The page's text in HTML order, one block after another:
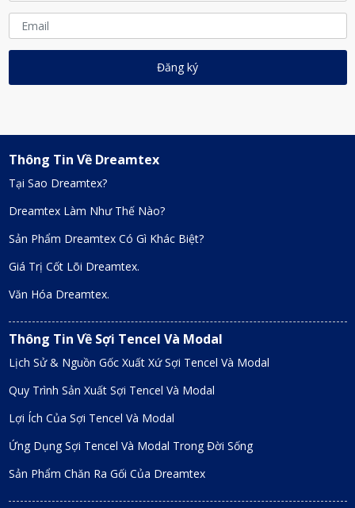
Thông Tin Về Dreamtex
Tại Sao Dreamtex?
Dreamtex Làm Như Thế Nào?
Sản Phẩm Dreamtex Có Gì Khác Biệt?
Giá Trị Cốt Lõi Dreamtex.
Văn Hóa Dreamtex.
Thông Tin Về Sợi Tencel Và Modal
Lịch Sử & Nguồn Gốc Xuất Xứ Sợi Tencel Và Modal
Quy Trình Sản Xuất Sợi Tencel Và Modal
Lợi Ích Của Sợi Tencel Và Modal
Ứng Dụng Sợi Tencel Và Modal Trong Đời Sống
Sản Phẩm Chăn Ra Gối Của Dreamtex